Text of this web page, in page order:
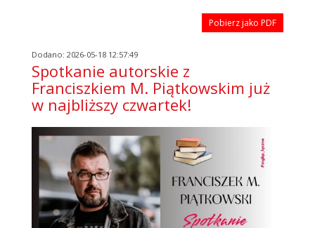
Pobierz jako PDF
Dodano: 2026-05-18 12:57:49
Spotkanie autorskie z
Franciszkiem M. Piątkowskim już
w najbliższy czwartek!